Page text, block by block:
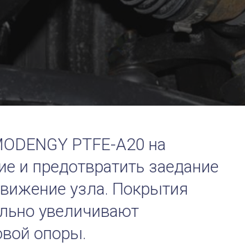
PTFE-A20 на
и предотвратить заедание
узла. Покрытия
увеличивают
опоры.